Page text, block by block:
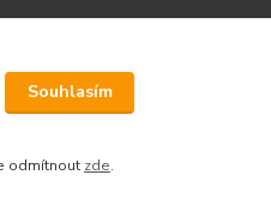
cookies.
Souhlasím
odmítnout zde.